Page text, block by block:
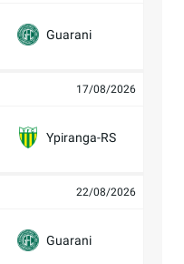
Guarani
17/08/2026
Ypiranga-RS
22/08/2026
Guarani